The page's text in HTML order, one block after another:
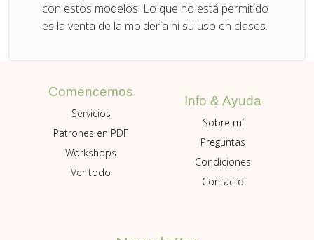
con estos modelos. Lo que no está permitido
es la venta de la moldería ni su uso en clases.
Comencemos
Servicios
Patrones en PDF
Workshops
Ver todo
Info & Ayuda
Sobre mí
Preguntas
Condiciones
Contacto